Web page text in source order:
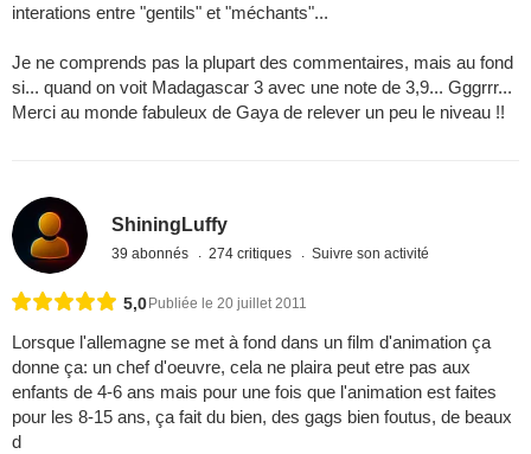
interations entre "gentils" et "méchants"...
Je ne comprends pas la plupart des commentaires, mais au fond
si... quand on voit Madagascar 3 avec une note de 3,9... Gggrrr...
Merci au monde fabuleux de Gaya de relever un peu le niveau !!
ShiningLuffy
39 abonnés 274 critiques Suivre son activité
5,0Publiée le 20 juillet 2011
Lorsque l'allemagne se met à fond dans un film d'animation ça
donne ça: un chef d'oeuvre, cela ne plaira peut etre pas aux
enfants de 4-6 ans mais pour une fois que l'animation est faites
pour les 8-15 ans, ça fait du bien, des gags bien foutus, de beaux
d